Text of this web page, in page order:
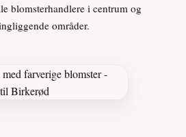
blomsterhandlere i centrum og
områder.